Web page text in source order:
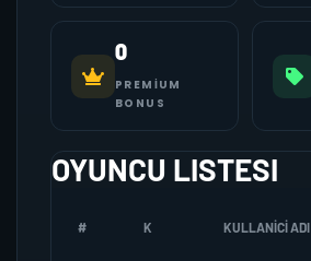
0
PREMIUM
BONUS
OYUNCU LISTESI
# K KULLANICI ADI